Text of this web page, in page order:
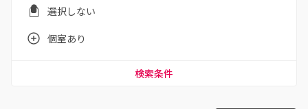
選択しない
個室あり
検索条件